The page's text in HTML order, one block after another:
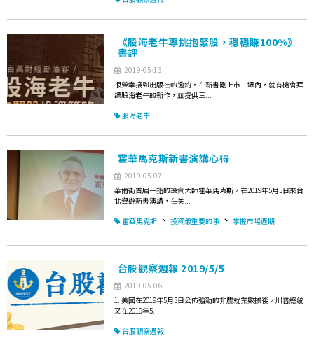
《股海老牛專挑抱緊股，穩穩賺100%》
書評
2019-05-13
很榮幸接到出版社的邀約，在新書剛上市一週內，就有機會拜
讀股海老牛的新作，並提供三...
股海老牛
霍華馬克斯新書演講心得
2019-05-07
華爾街首屈一指的投資大師霍華馬克斯，在2019年5月5日來台
北舉辦新書演講，在美...
霍華馬克斯 、 投資最重要的事 、 掌握市場週期
台股觀察週報 2019/5/5
2019-05-06
1. 美國在2019年5月3日公佈強勁的非農就業數據後，川普總統
又在2019年5...
台股觀察週報